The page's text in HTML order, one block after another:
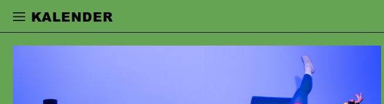
Zur Hauptnavigation springen
KALENDER